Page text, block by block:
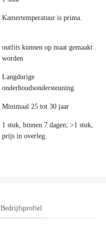
Kamertemperatuur is prima.
outfits kunnen op maat gemaakt
worden
Langdurige
onderhoudsondersteuning
Minimaal 25 tot 30 jaar
1 stuk, binnen 7 dagen; >1 stuk,
prijs in overleg.
Bedrijfsprofiel